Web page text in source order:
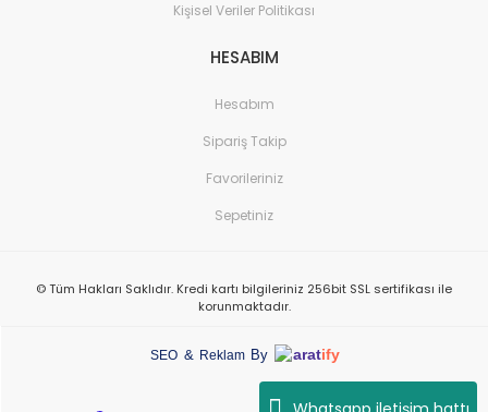
Kişisel Veriler Politikası
HESABIM
Hesabım
Sipariş Takip
Favorileriniz
Sepetiniz
© Tüm Hakları Saklıdır. Kredi kartı bilgileriniz 256bit SSL sertifikası ile
korunmaktadır.
SEO & Reklam By aratify